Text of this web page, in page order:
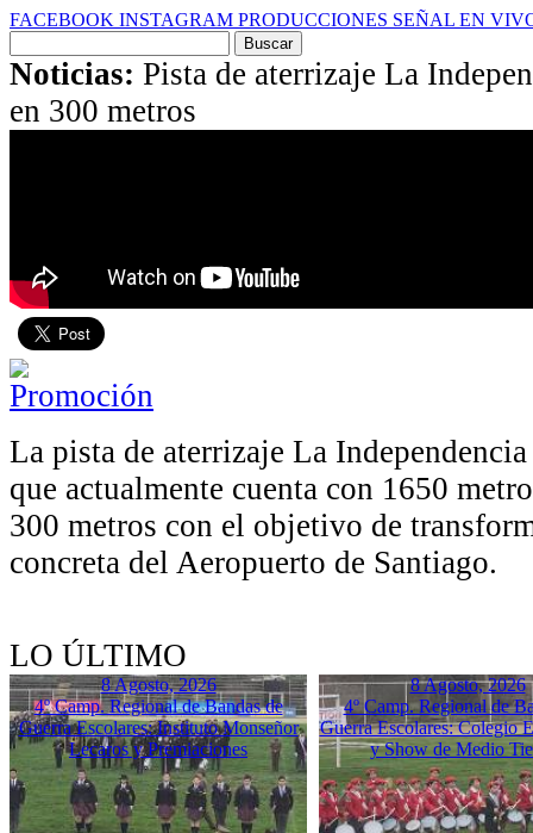
FACEBOOK INSTAGRAM PRODUCCIONES SEÑAL EN
por:
Noticias: Pista de aterrizaje La
en 300 metros
La pista de aterrizaje La
que actualmente cuenta con 1650
300 metros con el objetivo de
concreta del Aeropuerto de Santiago.
LO ÚLTIMO
8 Agosto, 2026
4º Camp. Regional de Bandas de
Guerra Escolares: Instituto Monseñor
Lecaros y Premiaciones
8 Agosto, 2026
4º Camp. Regional de
Guerra Escolares: Colegio
y Show de Medio